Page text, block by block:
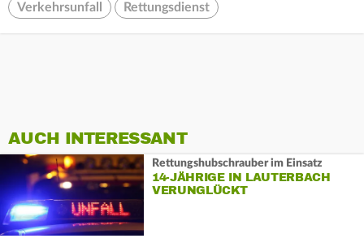
Verkehrsunfall Rettungsdienst
AUCH INTERESSANT
Rettungshubschrauber im Einsatz
14-JÄHRIGE IN LAUTERBACH
VERUNGLÜCKT